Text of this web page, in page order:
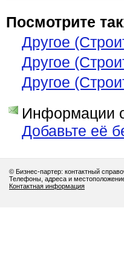
Посмотрите
Другое
Другое
Другое
Информации
Добавьте её
© Бизнес-партер: контактный
Телефоны, адреса и
Контактная информация